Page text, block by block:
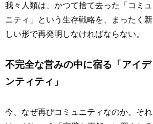
我々人類は、かつて捨て去った「コミュ
ニティ」という生存戦略を、まったく新
しい形で再発明しなければならない。
不完全な営みの中に宿る「アイデ
ンティティ」
今、なぜ再びコミュニティなのか。それ